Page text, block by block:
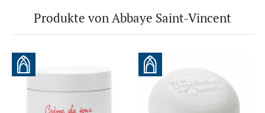
Produkte von Abbaye Saint-Vincent